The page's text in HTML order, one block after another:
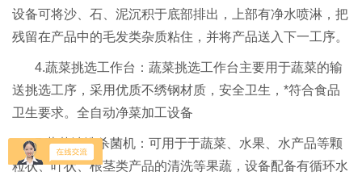
设备可将沙、石、泥沉积于底部排出，上部有净水喷淋，把
残留在产品中的毛发类杂质粘住，并将产品送入下一工序。
4.蔬菜挑选工作台：蔬菜挑选工作台主要用于蔬菜的输
送挑选工序，采用优质不绣钢材质，安全卫生，*符合食品
卫生要求。全自动净菜加工设备
5.蔬菜清洗杀菌机：可用于于蔬菜、水果、水产品等颗
粒状、叶状、根茎类产品的清洗等果蔬，设备配备有循环水